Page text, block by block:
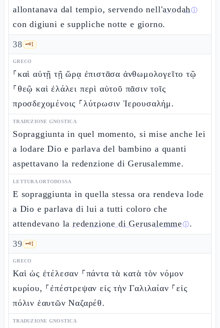
allontanava dal tempio, servendo nell'avodahⓘ
con digiuni e suppliche notte e giorno.
38 🗝️1
GRECO
⸀καὶ αὐτῇ τῇ ὥρᾳ ἐπιστᾶσα ἀνθωμολογεῖτο τῷ
⸀θεῷ καὶ ἐλάλει περὶ αὐτοῦ πᾶσιν τοῖς
προσδεχομένοις ⸀λύτρωσιν Ἰερουσαλήμ.
TRADUZIONE GNOSTICA
Sopraggiunta in quel momento, si mise anche lei
a lodare Dio e parlava del bambino a quanti
aspettavano la redenzione di Gerusalemme.
LETTURA ORTODOSSA
E sopraggiunta in quella stessa ora rendeva lode
a Dio e parlava di lui a tutti coloro che
attendevano laredenzione di Gerusalemmeⓘ.
39 🗝️1
GRECO
Καὶ ὡς ἐτέλεσαν ⸀πάντα τὰ κατὰ τὸν νόμον
κυρίου, ⸀ἐπέστρεψαν εἰς τὴν Γαλιλαίαν ⸀εἰς
πόλιν ἑαυτῶν Ναζαρέθ.
TRADUZIONE GNOSTICA